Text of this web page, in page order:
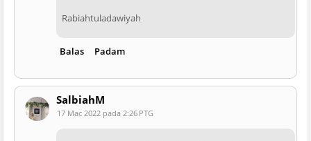
Rabiahtuladawiyah
Balas Padam
SalbiahM
17 Mac 2022 pada 2:26 PTG